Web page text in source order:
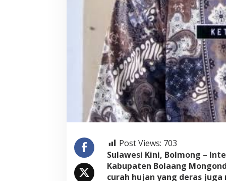
Post Views: 703
Sulawesi Kini, Bolmong –
Kabupaten Bolaang
curah hujan yang deras